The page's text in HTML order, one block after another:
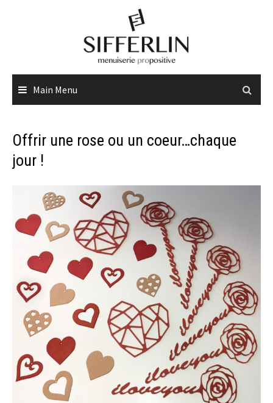
Main Menu
Offrir une rose ou un coeur…chaque
jour !